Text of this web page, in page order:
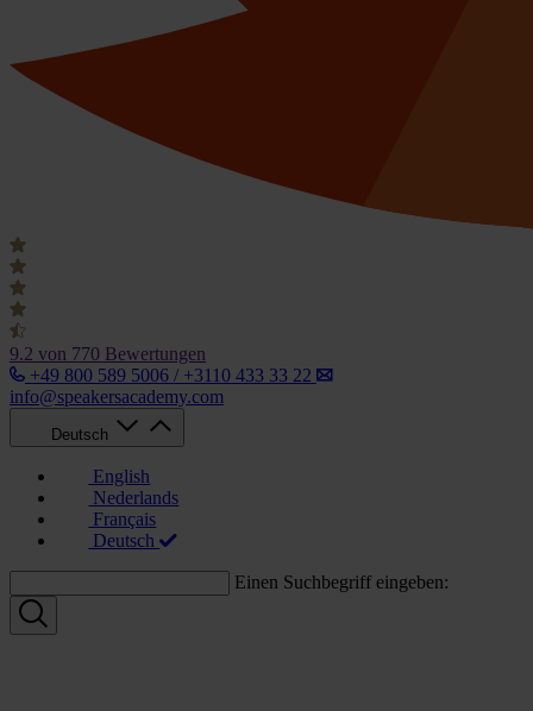
9.2 von 770 Bewertungen
+49 800 589 5006 / +3110 433 33 22
info@speakersacademy.com
Deutsch
English
Nederlands
Français
Deutsch
Einen Suchbegriff eingeben: